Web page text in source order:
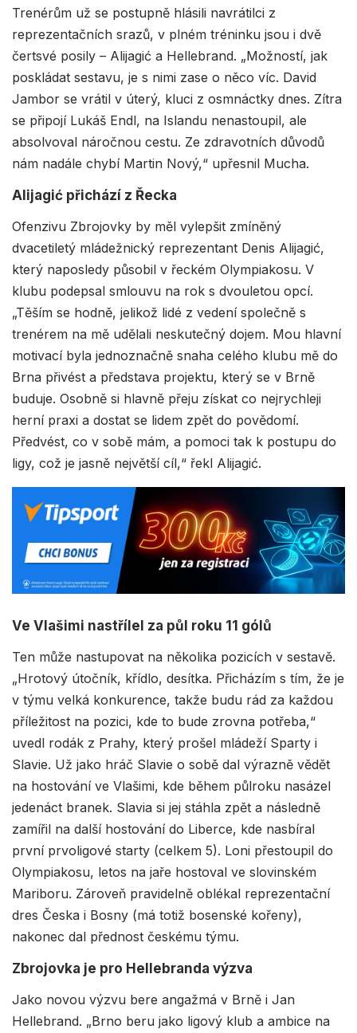
Trenérům už se postupně hlásili navrátilci z
reprezentačních srazů, v plném tréninku jsou i dvě
čertsvé posily – Alijagić a Hellebrand. „Možností, jak
poskládat sestavu, je s nimi zase o něco víc. David
Jambor se vrátil v úterý, kluci z osmnáctky dnes. Zítra
se připojí Lukáš Endl, na Islandu nenastoupil, ale
absolvoval náročnou cestu. Ze zdravotních důvodů
nám nadále chybí Martin Nový,“ upřesnil Mucha.
Alijagić přichází z Řecka
Ofenzivu Zbrojovky by měl vylepšit zmíněný
dvacetiletý mládežnický reprezentant Denis Alijagić,
který naposledy působil v řeckém Olympiakosu. V
klubu podepsal smlouvu na rok s dvouletou opcí.
„Těším se hodně, jelikož lidé z vedení společně s
trenérem na mě udělali neskutečný dojem. Mou hlavní
motivací byla jednoznačně snaha celého klubu mě do
Brna přivést a představa projektu, který se v Brně
buduje. Osobně si hlavně přeju získat co nejrychleji
herní praxi a dostat se lidem zpět do povědomí.
Předvést, co v sobě mám, a pomoci tak k postupu do
ligy, což je jasně největší cíl,“ řekl Alijagić.
Ve Vlašimi nastřílel za půl roku 11 gólů
Ten může nastupovat na několika pozicích v sestavě.
„Hrotový útočník, křídlo, desítka. Přicházím s tím, že je
v týmu velká konkurence, takže budu rád za každou
příležitost na pozici, kde to bude zrovna potřeba,“
uvedl rodák z Prahy, který prošel mládeží Sparty i
Slavie. Už jako hráč Slavie o sobě dal výrazně vědět
na hostování ve Vlašimi, kde během půlroku nasázel
jedenáct branek. Slavia si jej stáhla zpět a následně
zamířil na další hostování do Liberce, kde nasbíral
první prvoligové starty (celkem 5). Loni přestoupil do
Olympiakosu, letos na jaře hostoval ve slovinském
Mariboru. Zároveň pravidelně oblékal reprezentační
dres Česka i Bosny (má totiž bosenské kořeny),
nakonec dal přednost českému týmu.
Zbrojovka je pro Hellebranda výzva
Jako novou výzvu bere angažmá v Brně i Jan
Hellebrand. „Brno beru jako ligový klub a ambice na